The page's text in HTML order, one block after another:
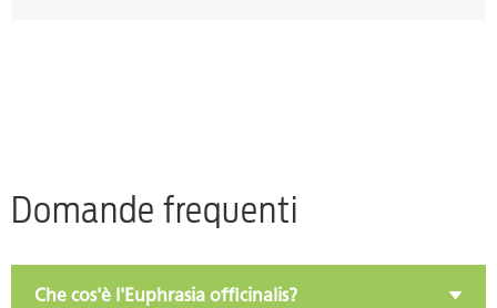
Domande frequenti
Che cos'è l'Euphrasia officinalis?